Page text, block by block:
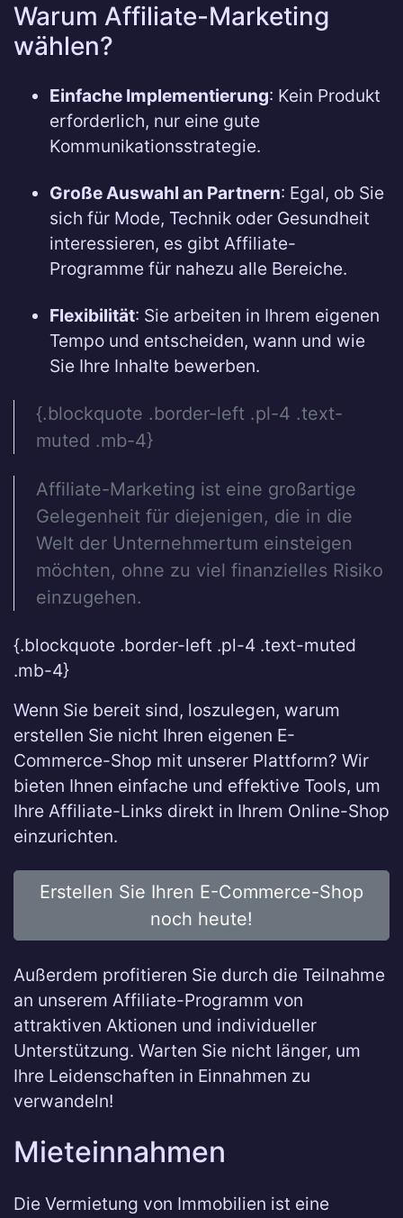
Warum Affiliate-Marketing
wählen?
Einfache Implementierung: Kein Produkt
erforderlich, nur eine gute
Kommunikationsstrategie.
Große Auswahl an Partnern: Egal, ob Sie
sich für Mode, Technik oder Gesundheit
interessieren, es gibt Affiliate-
Programme für nahezu alle Bereiche.
Flexibilität: Sie arbeiten in Ihrem eigenen
Tempo und entscheiden, wann und wie
Sie Ihre Inhalte bewerben.
{.blockquote .border-left .pl-4 .text-
muted .mb-4}
Affiliate-Marketing ist eine großartige
Gelegenheit für diejenigen, die in die
Welt der Unternehmertum einsteigen
möchten, ohne zu viel finanzielles Risiko
einzugehen.
{.blockquote .border-left .pl-4 .text-muted
.mb-4}
Wenn Sie bereit sind, loszulegen, warum
erstellen Sie nicht Ihren eigenen E-
Commerce-Shop mit unserer Plattform? Wir
bieten Ihnen einfache und effektive Tools, um
Ihre Affiliate-Links direkt in Ihrem Online-Shop
einzurichten.
Erstellen Sie Ihren E-Commerce-Shop
noch heute!
Außerdem profitieren Sie durch die Teilnahme
an unserem Affiliate-Programm von
attraktiven Aktionen und individueller
Unterstützung. Warten Sie nicht länger, um
Ihre Leidenschaften in Einnahmen zu
verwandeln!
Mieteinnahmen
Die Vermietung von Immobilien ist eine